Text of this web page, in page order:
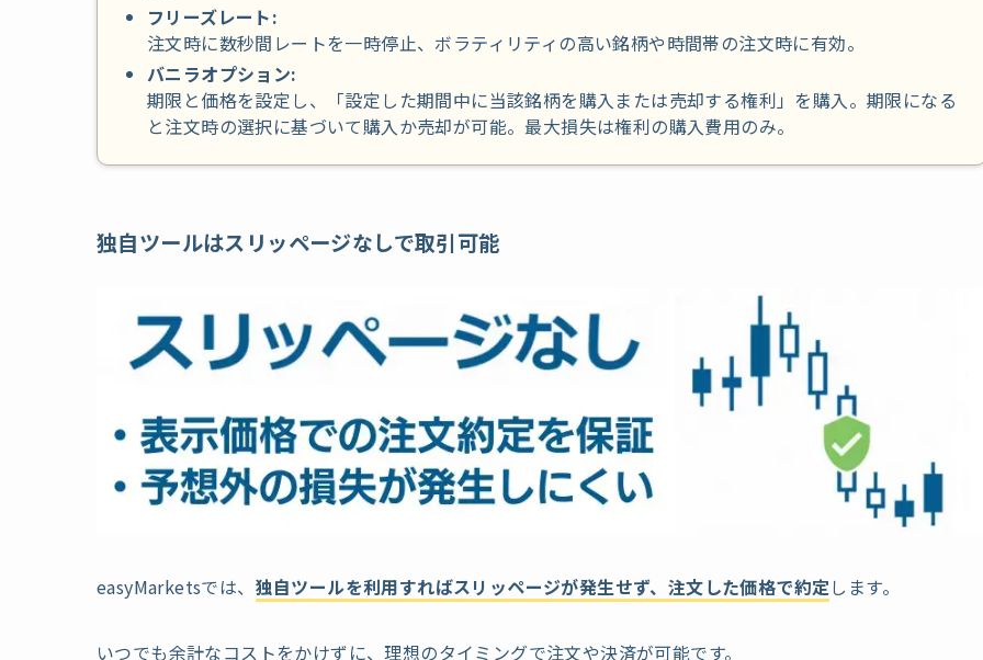
フリーズレート:
注文時に数秒間レートを一時停止、ボラティリティの高い銘柄や時間帯の注文時に有効。
バニラオプション:
期限と価格を設定し、「設定した期間中に当該銘柄を購入または売却する権利」を購入。期限になる
と注文時の選択に基づいて購入か売却が可能。最大損失は権利の購入費用のみ。
独自ツールはスリッページなしで取引可能
easyMarketsでは、 独自ツールを利用すればスリッページが発生せず、注文した価格で約定します。
いつでも余計なコストをかけずに、理想のタイミングで注文や決済が可能です。